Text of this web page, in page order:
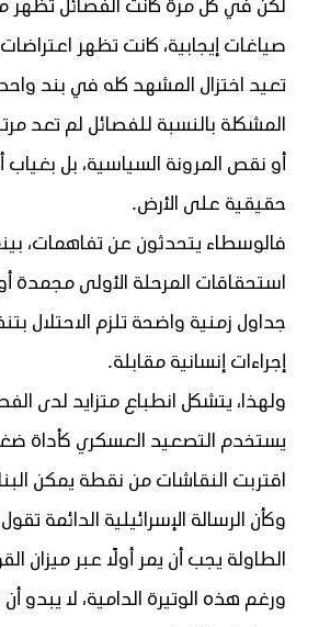
لكن في كل مرة كانت الفصائل تُظهر
صياغات إيجابية، كانت تظهر
تعيد اختزال المشهد كله في بند
المشكلة بالنسبة للفصائل لم تعد
أو نقص المرونة السياسية، بل
حقيقية على الأرض.
فالوسطاء يتحدثون عن تفاهمات،
استحقاقات المرحلة الأولى مجمدة
جداول زمنية واضحة تلزم الاحتلال
إجراءات إنسانية مقابلة.
ولهذا، يتشكل انطباع متزايد لدى
يستخدم التصعيد العسكري كأداة
اقتربت النقاشات من نقطة يمكن
وكأن الرسالة الإسرائيلية الدائمة
الطاولة يجب أن يمر أولًا عبر ميزان
ورغم هذه الوتيرة الدامية، لا يبدو